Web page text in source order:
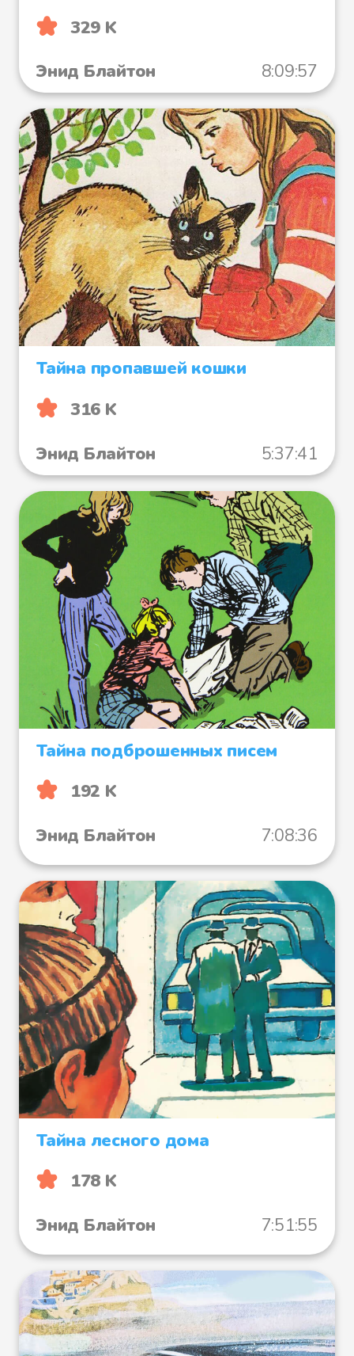
329 K
Энид Блайтон
8:09:57
Тайна пропавшей кошки
316 K
Энид Блайтон
5:37:41
Тайна подброшенных писем
192 K
Энид Блайтон
7:08:36
Тайна лесного дома
178 K
Энид Блайтон
7:51:55